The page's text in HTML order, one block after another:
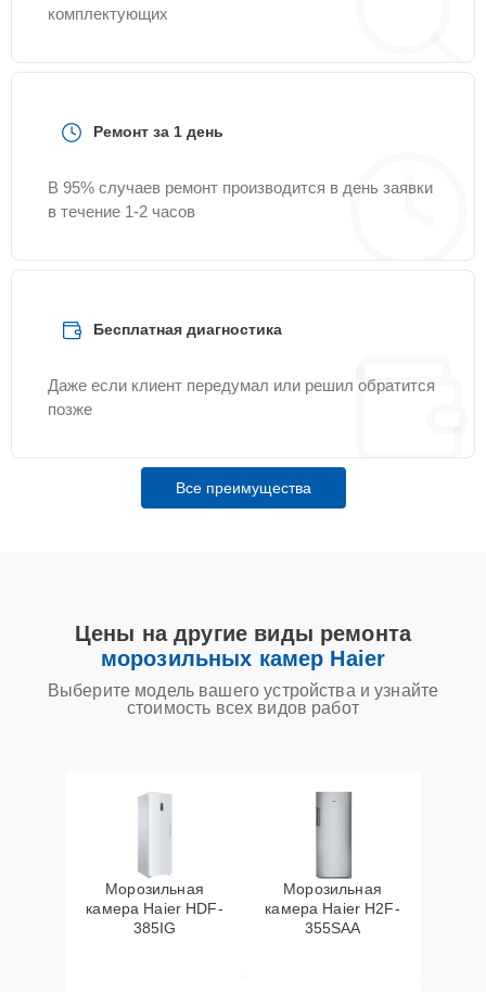
комплектующих
Ремонт за 1 день
В 95% случаев ремонт производится в день заявки
в течение 1-2 часов
Бесплатная диагностика
Даже если клиент передумал или решил обратится
позже
Все преимущества
Цены на другие виды ремонта
морозильных камер Haier
Выберите модель вашего устройства и узнайте
стоимость всех видов работ
Морозильная
камера Haier HDF-
385IG
Морозильная
камера Haier H2F-
355SAA